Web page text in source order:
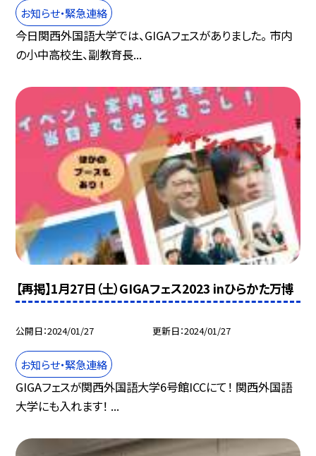
お知らせ・緊急連絡
今日関西外国語大学では、GIGAフェスがありました。 市内
の小中高校生、副教育長...
【再掲】1月27日（土）GIGAフェス2023 inひらかた万博
公開日 2024/01/27 更新日 2024/01/27
お知らせ・緊急連絡
GIGAフェスが関西外国語大学6号館ICCにて！ 関西外国語
大学にも入れます！ ...